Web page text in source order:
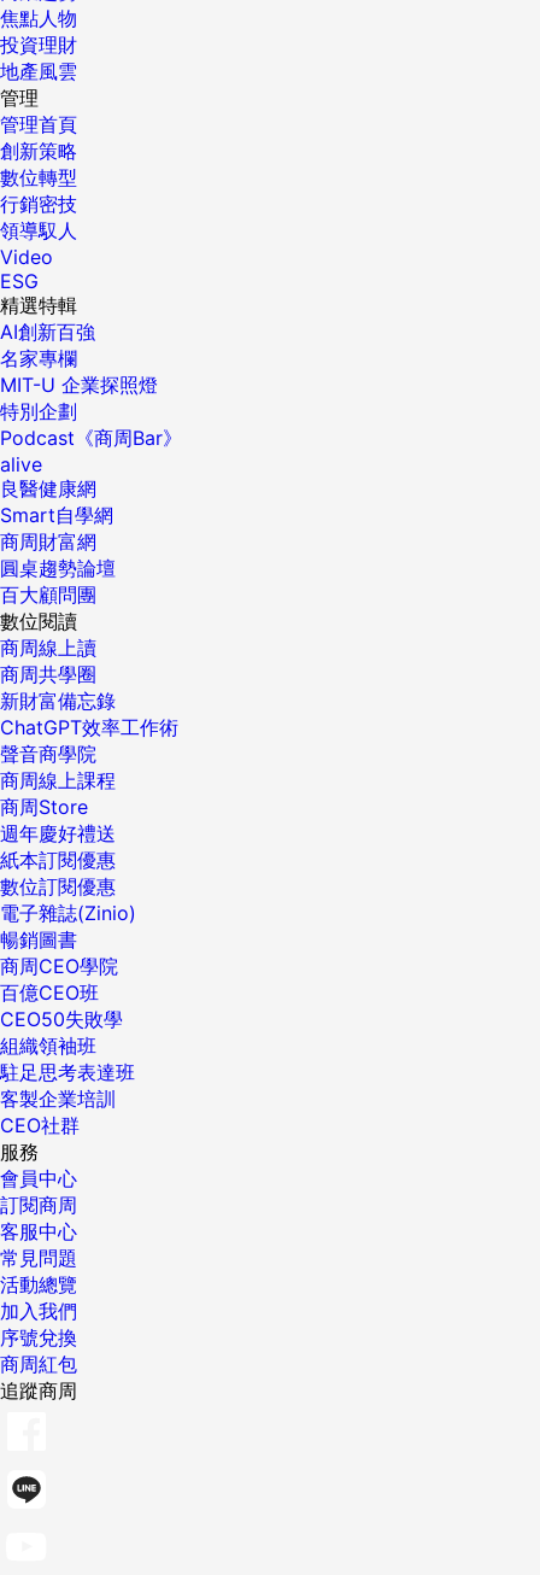
焦點人物
投資理財
地產風雲
管理
管理首頁
創新策略
數位轉型
行銷密技
領導馭人
Video
ESG
精選特輯
AI創新百強
名家專欄
MIT-U 企業探照燈
特別企劃
Podcast《商周Bar》
alive
良醫健康網
Smart自學網
商周財富網
圓桌趨勢論壇
百大顧問團
數位閱讀
商周線上讀
商周共學圈
新財富備忘錄
ChatGPT效率工作術
聲音商學院
商周線上課程
商周Store
週年慶好禮送
紙本訂閱優惠
數位訂閱優惠
電子雜誌(Zinio)
暢銷圖書
商周CEO學院
百億CEO班
CEO50失敗學
組織領袖班
駐足思考表達班
客製企業培訓
CEO社群
服務
會員中心
訂閱商周
客服中心
常見問題
活動總覽
加入我們
序號兌換
商周紅包
追蹤商周